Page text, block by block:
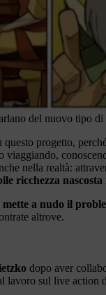
del nuovo tipo di
progetto,
viaggiando,
nella realtà:
ricchezza
mette a nudo il
altrove.
dopo aver
lavoro sul live action